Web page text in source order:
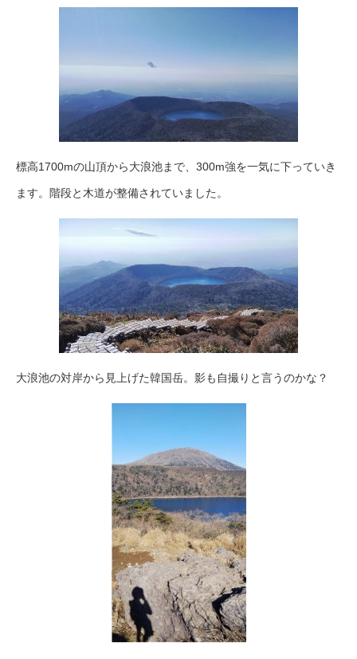
標高1700mの山頂から大浪池まで、300m強を一気に下っていき
ます。階段と木道が整備されていました。
大浪池の対岸から見上げた韓国岳。影も自撮りと言うのかな？